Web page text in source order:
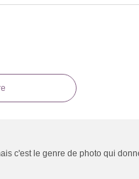
c'est le genre de photo qui